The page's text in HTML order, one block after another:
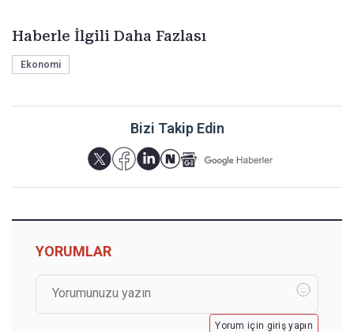
Haberle İlgili Daha Fazlası
Ekonomi
Bizi Takip Edin
YORUMLAR
Yorum için giriş yapın